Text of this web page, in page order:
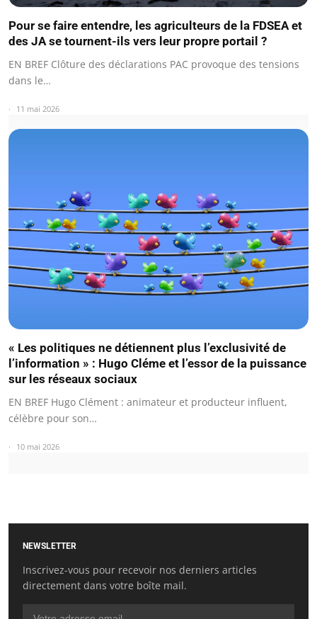
Pour se faire entendre, les agriculteurs de la FDSEA et
des JA se tournent-ils vers leur propre portail ?
EN BREF Clôture des déclarations PAC provoque des tensions
dans le…
11 mai 2026
« Les politiques ne détiennent plus l’exclusivité de
l’information » : Hugo Cléme et l’essor de la puissance
sur les réseaux sociaux
EN BREF Hugo Clément : animateur et producteur influent,
célèbre pour son…
10 mai 2026
NEWSLETTER
Inscrivez-vous pour recevoir nos derniers articles
directement dans votre boîte mail.